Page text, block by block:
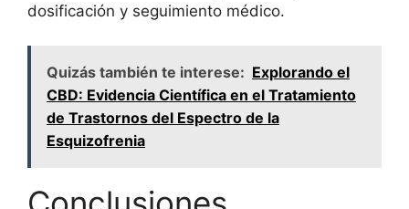
dosificación y seguimiento médico.
Quizás también te interese: Explorando el
CBD: Evidencia Científica en el Tratamiento
de Trastornos del Espectro de la
Esquizofrenia